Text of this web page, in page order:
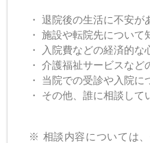
・ 退院後の生活に不安が
・ 施設や転院先について
・ 入院費などの経済的な
・ 介護福祉サービスな
・ 当院での受診や入院に
・ その他、誰に相談して
※ 相談内容については